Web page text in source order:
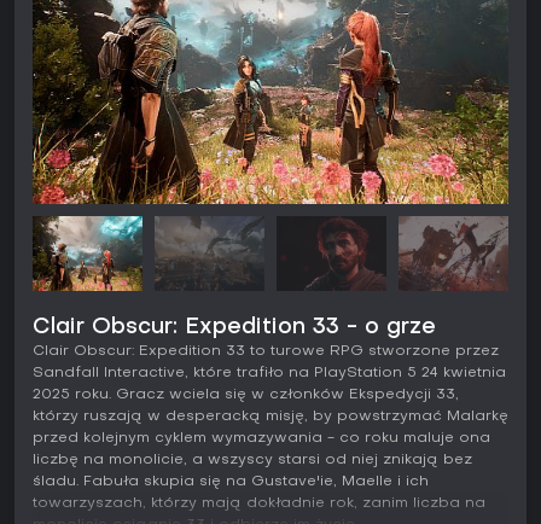
Clair Obscur: Expedition 33 - o grze
Clair Obscur: Expedition 33 to turowe RPG stworzone przez
Sandfall Interactive, które trafiło na PlayStation 5 24 kwietnia
2025 roku. Gracz wciela się w członków Ekspedycji 33,
którzy ruszają w desperacką misję, by powstrzymać Malarkę
przed kolejnym cyklem wymazywania - co roku maluje ona
liczbę na monolicie, a wszyscy starsi od niej znikają bez
śladu. Fabuła skupia się na Gustave'ie, Maelle i ich
towarzyszach, którzy mają dokładnie rok, zanim liczba na